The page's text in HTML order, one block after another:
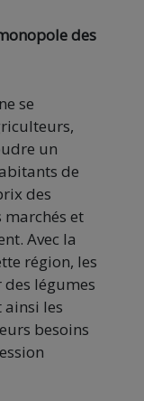
des
se
un
de
des
et
Avec la
région, les
légumes
les
besoins